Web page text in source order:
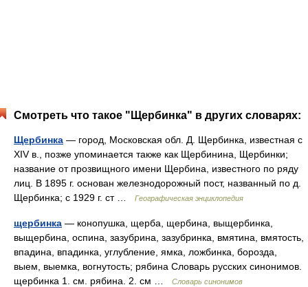
Смотреть что такое "Щербинка" в других словарях:
Щербинка — город, Московская обл. Д. Щербинка, известная с
XIV в., позже упоминается также как Щербинина, Щербинки;
название от прозвищного имени Щербина, известного по ряду
лиц. В 1895 г. основан железнодорожный пост, названный по д.
Щербинка; с 1929 г. ст …
Географическая энциклопедия
щербинка — конопушка, щерба, щербина, выщербинка,
выщербина, оспина, зазубрина, зазубринка, вмятина, вмятость,
впадина, впадинка, углубление, ямка, ложбинка, борозда,
выем, выемка, вогнутость; рябина Словарь русских синонимов.
щербинка 1. см. рябина. 2. см …
Словарь синонимов